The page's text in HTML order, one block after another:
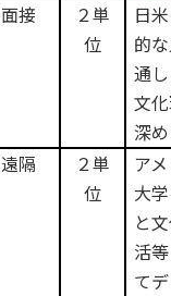
面接
２単
位
日
的
通
文
深
遠隔
２単
位
ア
大
と
活
て